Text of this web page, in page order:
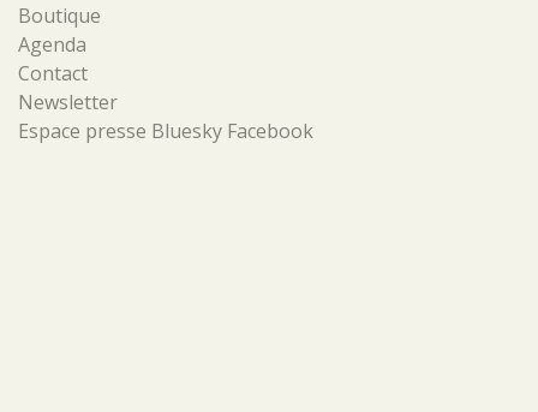
Boutique
Agenda
Contact
Newsletter
Espace presse Bluesky Facebook